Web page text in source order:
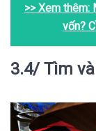
>> Xem thêm:
vốn?
3.4/ Tìm